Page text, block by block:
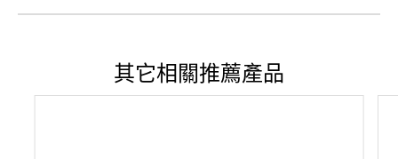
其它相關推薦產品